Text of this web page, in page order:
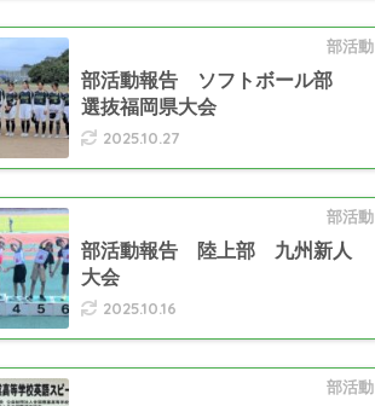
部活動
部活動報告 ソフトボール部
選抜福岡県大会
2025.10.27
部活動
部活動報告 陸上部 九州新人
大会
2025.10.16
部活動